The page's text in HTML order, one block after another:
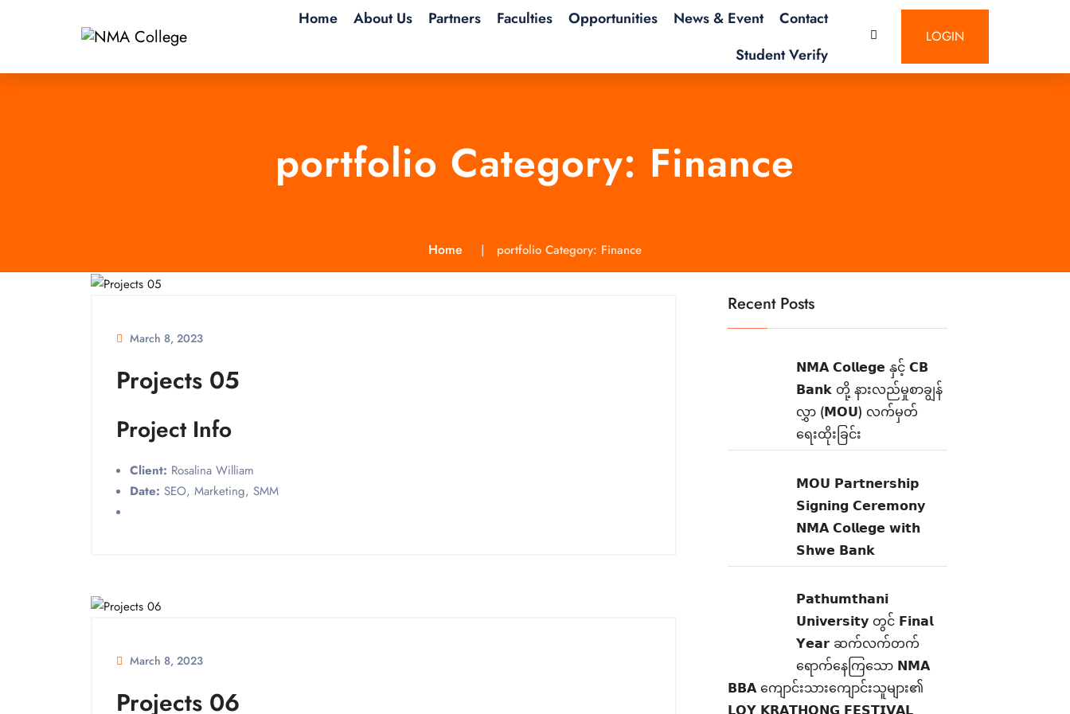
Home About Us Partners Faculties Opportunities News & Event
Contact
Student Verify
LOGIN
portfolio Category: Finance
Home portfolio Category: Finance
March 8, 2023
Projects 05
Project Info
Client: Rosalina William
Date: SEO, Marketing, SMM
March 8, 2023
Projects 06
Recent Posts
𝗡𝗠𝗔 𝗖𝗼𝗹𝗹𝗲𝗴𝗲 နှင့် 𝗖𝗕
𝗕𝗮𝗻𝗸 တို့ နားလည်မှုစာချွန်
လွှာ (𝗠𝗢𝗨) လက်မှတ်
ရေးထိုးခြင်း
𝗠𝗢𝗨 𝗣𝗮𝗿𝘁𝗻𝗲𝗿𝘀𝗵𝗶𝗽
𝗦𝗶𝗴𝗻𝗶𝗻𝗴 𝗖𝗲𝗿𝗲𝗺𝗼𝗻𝘆
𝗡𝗠𝗔 𝗖𝗼𝗹𝗹𝗲𝗴𝗲 𝘄𝗶𝘁𝗵
𝗦𝗵𝘄𝗲 𝗕𝗮𝗻𝗸
𝗣𝗮𝘁𝗵𝘂𝗺𝘁𝗵𝗮𝗻𝗶
𝗨𝗻𝗶𝘃𝗲𝗿𝘀𝗶𝘁𝘆 တွင် 𝗙𝗶𝗻𝗮𝗹
𝗬𝗲𝗮𝗿 ဆက်လက်တက်
ရောက်နေကြသော 𝗡𝗠𝗔
𝗕𝗕𝗔 ကျောင်းသားကျောင်းသူများ၏